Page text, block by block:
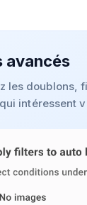
avancés
les doublons,
intéressent